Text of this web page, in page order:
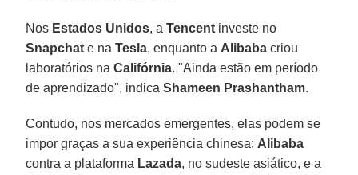
Nos Estados Unidos, aTencent investe no
Snapchat e naTesla, enquanto a Alibaba criou
laboratórios naCalifórnia. "Ainda estão em período
de aprendizado", indicaShameen Prashantham.
Contudo, nos mercados emergentes, elas podem se
impor graças a sua experiência chinesa: Alibaba
contra a plataforma Lazada, no sudeste asiático, e a